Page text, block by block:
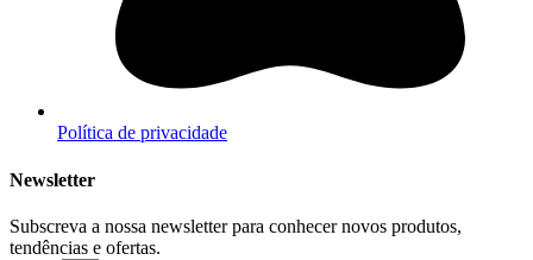
Política de privacidade
Newsletter
Subscreva a nossa newsletter para conhecer novos produtos,
tendências e ofertas.